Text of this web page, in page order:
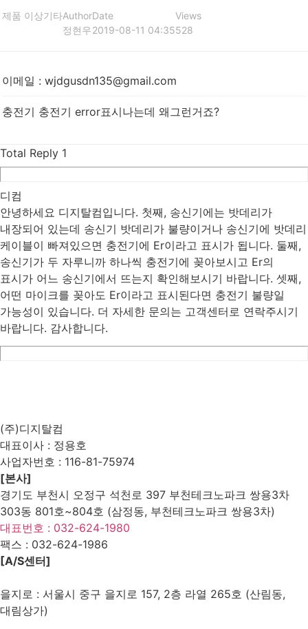
제품 이상기타Author
정현우
Date
2019-08-11 04:35
Views
528
이메일 : wjdgusdn135@gmail.com
충전기 충전기 error표시나는데 왜그런거죠?
Total Reply 1
디컴
안녕하세요 디지탈컴입니다. 첫째, 송신기에는 밧데리가
내장되어 있는데 송신기 밧데리가 불량이거나 송신기에 밧데리
케이블이 빠져있으면 충전기에 Er이라고 표시가 됩니다. 둘째,
송신기가 두 자루니까 하나씩 충전기에 꽂아보시고 Er의
표시가 어느 송신기에서 뜨는지 확인해보시기 바랍니다. 셋째,
어떤 마이크를 꽂아도 Er이라고 표시된다면 충전기 불량일
가능성이 있습니다. 더 자세한 문의는 고객센터로 연락주시기
바랍니다. 감사합니다.
(주)디지탈컴
대표이사 : 정용호
사업자번호 : 116-81-75974
[본사]
경기도 부천시 오정구 석천로 397 부천테크노파크 쌍용3차
303동 801호~804호 (삼정동, 부천테크노파크 쌍용3차)
대표번호 : 032-624-1980
팩스 : 032-624-1986
[A/S센터]
을지로 : 서울시 중구 을지로 157, 2층 라열 265호 (산림동,
대림상가)